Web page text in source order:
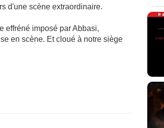
d'une scène extraordinaire.
effréné imposé par Abbasi,
en scène. Et cloué à notre siège